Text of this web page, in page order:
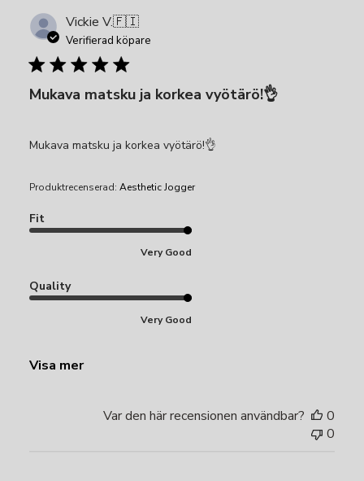
Vickie V.🇫🇮
Verifierad köpare
Mukava matsku ja korkea vyötärö!👌
Mukava matsku ja korkea vyötärö!👌
Produktrecenserad: Aesthetic Jogger
Fit
Very Good
Quality
Very Good
Visa mer
Var den här recensionen användbar?
0
0